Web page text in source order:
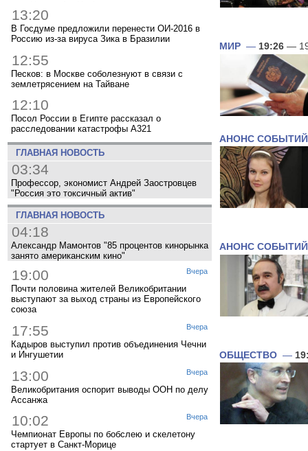
13:20
В Госдуме предложили перенести ОИ-2016 в
Россию из-за вируса Зика в Бразилии
12:55
Песков: в Москве соболезнуют в связи с
землетрясением на Тайване
12:10
Посол России в Египте рассказал о
расследовании катастрофы A321
ГЛАВНАЯ НОВОСТЬ
03:34
Профессор, экономист Андрей Заостровцев
"Россия это токсичный актив"
ГЛАВНАЯ НОВОСТЬ
04:18
Александр Мамонтов "85 процентов кинорынка
занято американским кино"
Вчера
19:00
Почти половина жителей Великобритании
выступают за выход страны из Европейского
союза
Вчера
17:55
Кадыров выступил против объединения Чечни
и Ингушетии
Вчера
13:00
Великобритания оспорит выводы ООН по делу
Ассанжа
Вчера
10:02
Чемпионат Европы по бобслею и скелетону
стартует в Санкт-Морице
МИР — 19:26 —
АНОНС СОБЫТИЙ
АНОНС СОБЫТИЙ
ОБЩЕСТВО —